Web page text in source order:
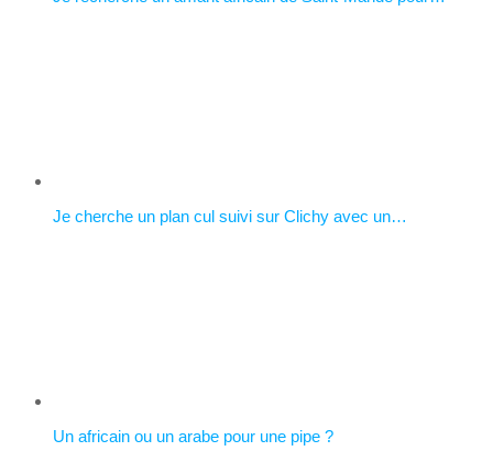
Je cherche un plan cul suivi sur Clichy avec un…
Un africain ou un arabe pour une pipe ?